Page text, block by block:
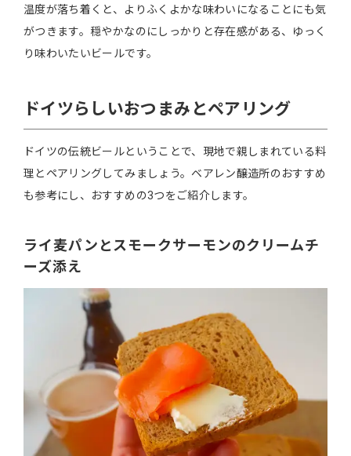
温度が落ち着くと、よりふくよかな味わいになることにも気
がつきます。穏やかなのにしっかりと存在感がある、ゆっく
り味わいたいビールです。
ドイツらしいおつまみとペアリング
ドイツの伝統ビールということで、現地で親しまれている料
理とペアリングしてみましょう。ベアレン醸造所のおすすめ
も参考にし、おすすめの3つをご紹介します。
ライ麦パンとスモークサーモンのクリームチ
ーズ添え